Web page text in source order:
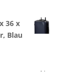
36 x
Blau